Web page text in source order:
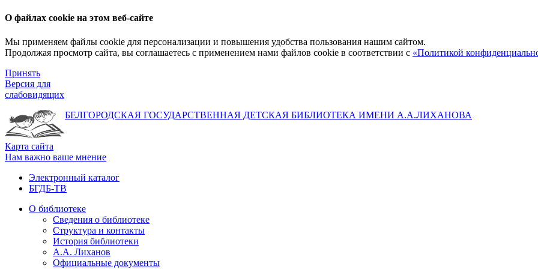
О файлах cookie на этом веб-сайте
Мы применяем файлы cookie для персонализации и повышения удобства пользования нашим сайтом.
Продолжая просмотр сайта, вы соглашаетесь с применением нами файлов cookie в соответствии с «Политикой
Принять
Версия для
слабовидящих
БЕЛГОРОДСКАЯ ГОСУДАРСТВЕННАЯ ДЕТСКАЯ БИБЛИОТЕКА ИМЕНИ А.А.ЛИХАНОВА
Карта сайта
Нам важно ваше мнение
Электронный каталог
БГДБ-ТВ
О библиотеке
Сведения о библиотеке
Структура и контакты
История библиотеки
А.А. Лиханов
Официальные документы